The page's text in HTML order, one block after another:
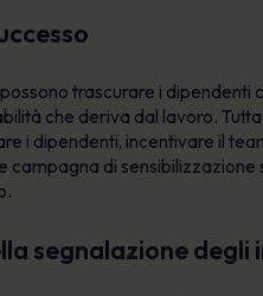
trascurare i dipendenti
che deriva dal lavoro.
i dipendenti, incentivare il
campagna di
segnalazione degli